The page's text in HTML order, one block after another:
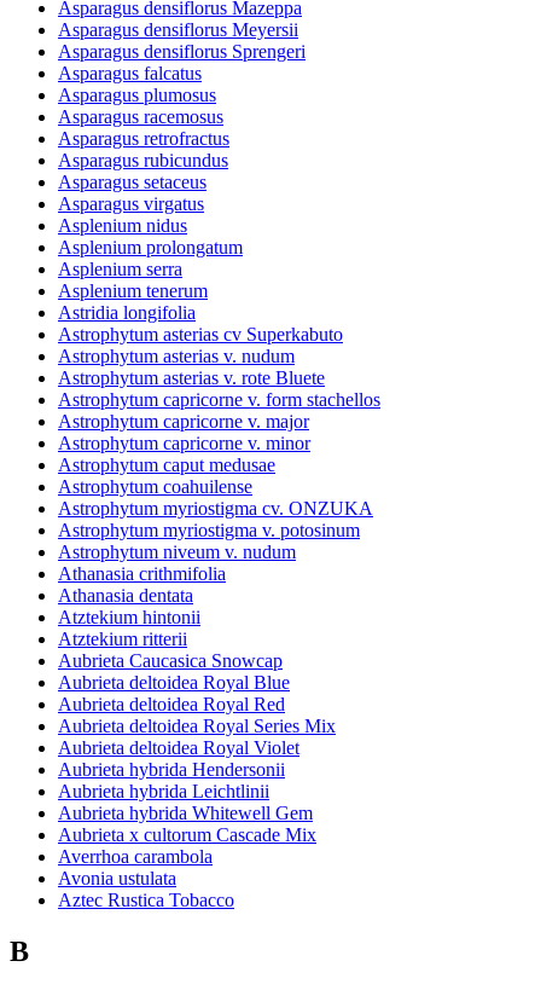
Asparagus densiflorus Mazeppa
Asparagus densiflorus Meyersii
Asparagus densiflorus Sprengeri
Asparagus falcatus
Asparagus plumosus
Asparagus racemosus
Asparagus retrofractus
Asparagus rubicundus
Asparagus setaceus
Asparagus virgatus
Asplenium nidus
Asplenium prolongatum
Asplenium serra
Asplenium tenerum
Astridia longifolia
Astrophytum asterias cv Superkabuto
Astrophytum asterias v. nudum
Astrophytum asterias v. rote Bluete
Astrophytum capricorne v. form stachellos
Astrophytum capricorne v. major
Astrophytum capricorne v. minor
Astrophytum caput medusae
Astrophytum coahuilense
Astrophytum myriostigma cv. ONZUKA
Astrophytum myriostigma v. potosinum
Astrophytum niveum v. nudum
Athanasia crithmifolia
Athanasia dentata
Atztekium hintonii
Atztekium ritterii
Aubrieta Caucasica Snowcap
Aubrieta deltoidea Royal Blue
Aubrieta deltoidea Royal Red
Aubrieta deltoidea Royal Series Mix
Aubrieta deltoidea Royal Violet
Aubrieta hybrida Hendersonii
Aubrieta hybrida Leichtlinii
Aubrieta hybrida Whitewell Gem
Aubrieta x cultorum Cascade Mix
Averrhoa carambola
Avonia ustulata
Aztec Rustica Tobacco
B